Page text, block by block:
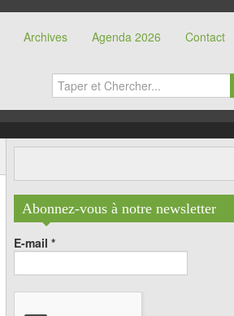
Archives Agenda 2026 Contact
Abonnez-vous à notre newsletter
E-mail *